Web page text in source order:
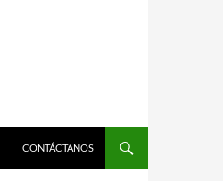
CONTÁCTANOS